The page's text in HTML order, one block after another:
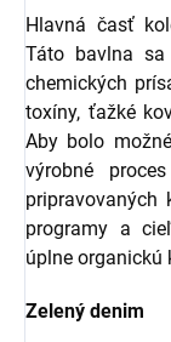
Hlavná časť
Táto bavlna sa
chemických
toxíny, ťažké
Aby bolo
výrobné
pripravovaných
programy a
úplne organickú
Zelený denim